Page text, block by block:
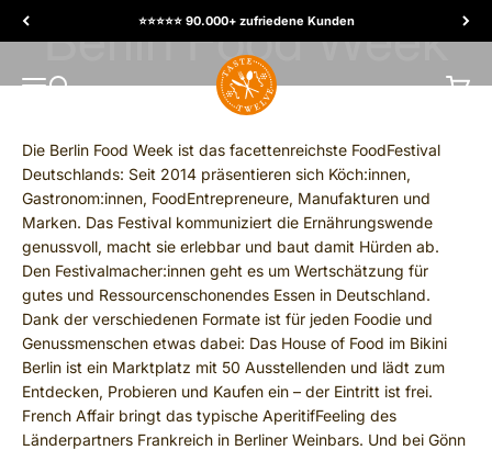
⭐️⭐️⭐️⭐️⭐️ 90.000+ zufriedene Kunden
MENU
Search
TasteTwelve
Cart
Die Berlin Food Week ist das facettenreichste Food­Festival
Deutschlands: Seit 2014 präsentieren sich Köch:innen,
Gastronom:innen, Food­Entrepreneure, Manufakturen und
Marken. Das Festival kommuniziert die Ernährungswende
genussvoll, macht sie erlebbar und baut damit Hürden ab.
Den Festivalmacher:innen geht es um Wertschätzung für
gutes und Ressourcen­schonendes Essen in Deutschland.
Dank der verschiedenen Formate ist für jeden Foodie und
Genussmenschen etwas dabei: Das House of Food im Bikini
Berlin ist ein Marktplatz mit 50 Ausstellenden und lädt zum
Entdecken, Probieren und Kaufen ein – der Eintritt ist frei.
French Affair bringt das typische Aperitif­Feeling des
Länderpartners Frankreich in Berliner Weinbars. Und bei Gönn